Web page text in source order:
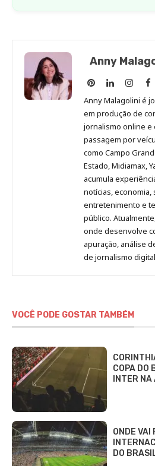
Anny
Anny
Malagolini
no
Pinterest
Anny
no
LinkedIn
Anny
no
Anny Malagolini é
em produção de
jornalismo online e
passagem por
como Campo
Estado, Midiamax,
acumula
notícias, economia,
entretenimento e
público.
onde desenvolve
apuração, análise
de jornalismo
VOCÊ PODE GOSTAR TAMBÉM
COPA DO
INTER
ONDE VAI
DO